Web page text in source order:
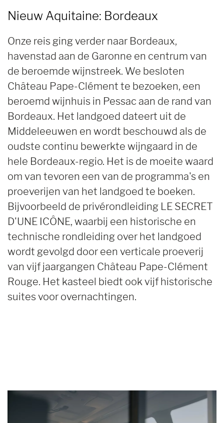
Nieuw Aquitaine: Bordeaux
Onze reis ging verder naar Bordeaux,
havenstad aan de Garonne en centrum van
de beroemde wijnstreek. We besloten
Château Pape-Clément te bezoeken, een
beroemd wijnhuis in Pessac aan de rand van
Bordeaux. Het landgoed dateert uit de
Middeleeuwen en wordt beschouwd als de
oudste continu bewerkte wijngaard in de
hele Bordeaux-regio. Het is de moeite waard
om van tevoren een van de programma's en
proeverijen van het landgoed te boeken.
Bijvoorbeeld de privérondleiding LE SECRET
D'UNE ICÔNE, waarbij een historische en
technische rondleiding over het landgoed
wordt gevolgd door een verticale proeverij
van vijf jaargangen Château Pape-Clément
Rouge. Het kasteel biedt ook vijf historische
suites voor overnachtingen.